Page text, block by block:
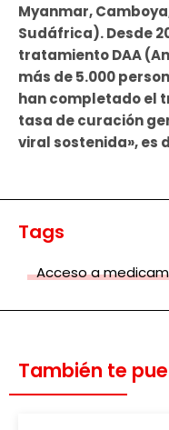
Myanmar,
Sudáfrica). Desde
tratamiento DAA
más de 5.000
han completado el
tasa de curación
viral sostenida», es
Tags
Acceso a
También te